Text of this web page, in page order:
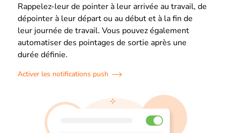
Rappelez-leur de pointer à leur arrivée au travail, de
dépointer à leur départ ou au début et à la fin de
leur journée de travail. Vous pouvez également
automatiser des pointages de sortie après une
durée définie.
Activer les notifications push